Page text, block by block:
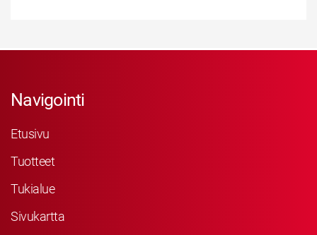
Navigointi
Etusivu
Tuotteet
Tukialue
Sivukartta